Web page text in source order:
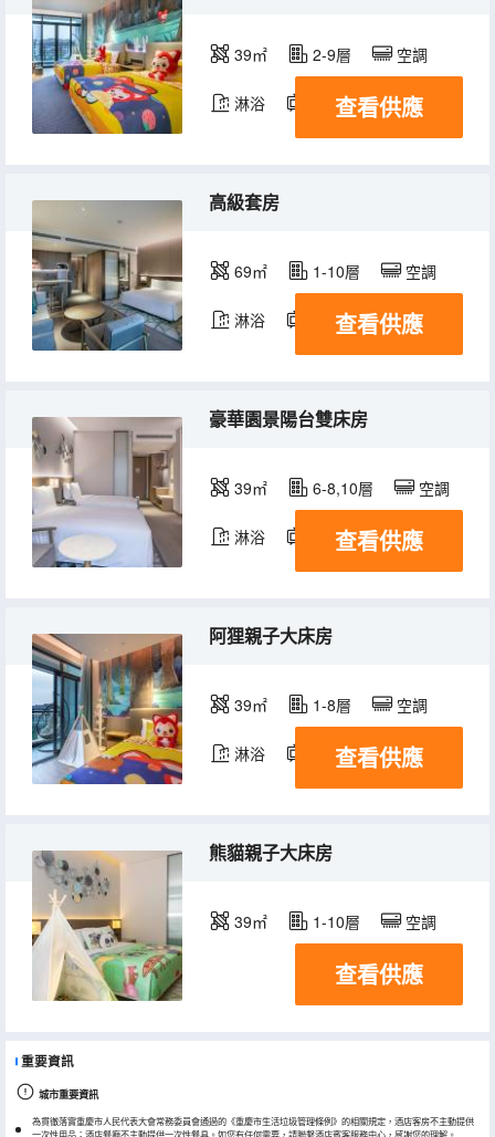
39㎡ 2-9層 空調
淋浴 電視機 冰箱
查看供應
高級套房
69㎡ 1-10層 空調
淋浴 電視機 冰箱
查看供應
豪華園景陽台雙床房
39㎡ 6-8,10層 空調
淋浴 電視機 冰箱
查看供應
阿狸親子大床房
39㎡ 1-8層 空調
淋浴 電視機 冰箱
查看供應
熊貓親子大床房
39㎡ 1-10層 空調
查看供應
重要資訊
城市重要資訊
為貫徹落實重慶市人民代表大會常務委員會通過的《重慶市生活垃圾管理條例》的相關規定，酒店客房不主動提供
一次性用品；酒店餐廳不主動提供一次性餐具。如您有任何需要，請聯繫酒店賓客服務中心，感謝您的理解。